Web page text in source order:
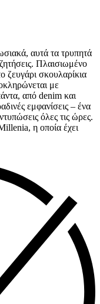
αυτά τα τρυπητά
Πλαισιωμένο
σκουλαρίκια
με
από denim και
εμφανίσεις – ένα
όλες τις ώρες.
η οποία έχει